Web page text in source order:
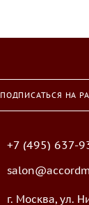
ПОДПИСАТЬСЯ НА
+7 (495) 637-
г. Москва, ул.